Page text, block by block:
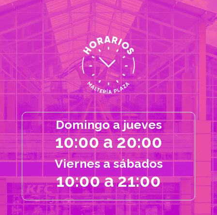
Domingo a jueves
10:00 a 20:00
Viernes a sábados
10:00 a 21:00